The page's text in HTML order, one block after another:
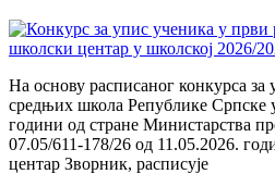
На основу расписаног конкурса за
средњих школа Републике Српске
години од стране Министарства
07.05/611-178/26 од 11.05.2026.
центар Зворник, расписује